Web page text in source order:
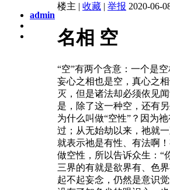
admin
楼主 | 收藏 | 举报 2020-06-
名相 空
“空”有两个含意：一个是空
妄心之相也是空，真心之
灭，但是诸法却必须依见
是，除了这一种空，还有
为什么叫做“空性”？因为
过；从无始劫以来，祂就
就表示祂是有性、有法啊
做空性，所以告诉众生：“
三界的有就是欲界有、色
起不起妄念，仍然是意识